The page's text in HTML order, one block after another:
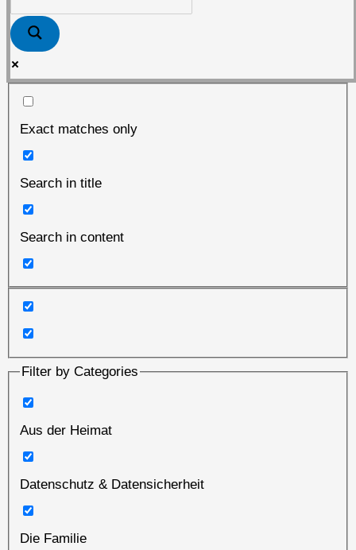
Exact matches only
Search in title
Search in content
Filter by Categories
Aus der Heimat
Datenschutz & Datensicherheit
Die Familie